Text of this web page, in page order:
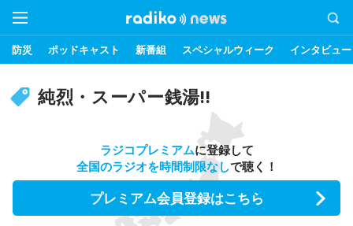
防災 ポッドキャスト 新番組 スペシャルウィーク インタビュー
純烈・スーパー銭湯!!
ラジコプレミアムに登録して
全国のラジオを時間制限なしで聴く！
プレミアム会員登録はこちら